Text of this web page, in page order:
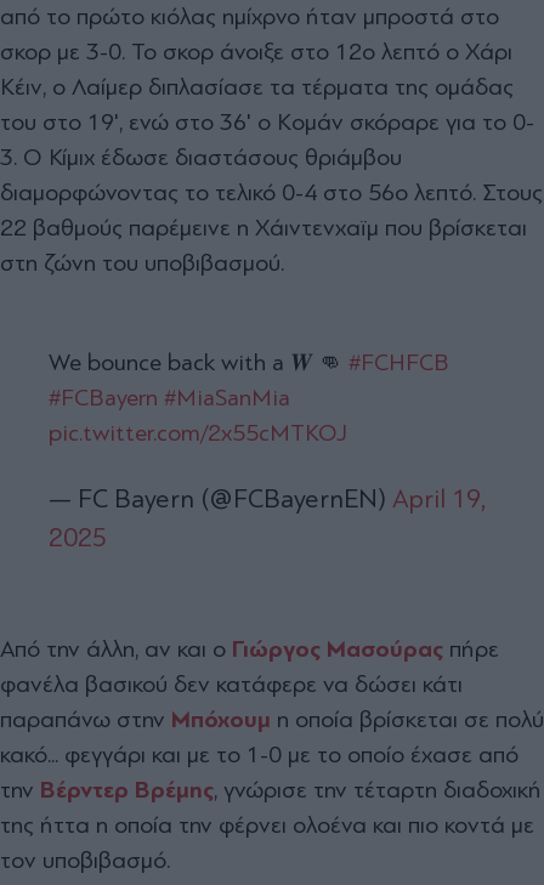
από το πρώτο κιόλας ημίχρνο ήταν μπροστά στο
σκορ με 3-0. Το σκορ άνοιξε στο 12ο λεπτό ο Χάρι
Κέιν, ο Λαίμερ διπλασίασε τα τέρματα της ομάδας
του στο 19', ενώ στο 36' ο Κομάν σκόραρε για το 0-
3. Ο Κίμιχ έδωσε διαστάσους θριάμβου
διαμορφώνοντας το τελικό 0-4 στο 56ο λεπτό. Στους
22 βαθμούς παρέμεινε η Χάιντενχαϊμ που βρίσκεται
στη ζώνη του υποβιβασμού.
We bounce back with a 𝑾 👊 #FCHFCB
#FCBayern #MiaSanMia
pic.twitter.com/2x55cMTKOJ
— FC Bayern (@FCBayernEN) April 19,
2025
Από την άλλη, αν και ο Γιώργος Μασούρας πήρε
φανέλα βασικού δεν κατάφερε να δώσει κάτι
παραπάνω στην Μπόχουμ η οποία βρίσκεται σε πολύ
κακό... φεγγάρι και με το 1-0 με το οποίο έχασε από
την Βέρντερ Βρέμης, γνώρισε την τέταρτη διαδοχική
της ήττα η οποία την φέρνει ολοένα και πιο κοντά με
τον υποβιβασμό.